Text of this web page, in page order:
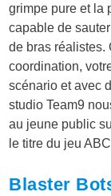
grimpe pure et la
capable de
de bras réalistes.
coordination,
scénario et avec
studio Team9
au jeune public
le titre du jeu
Blaster